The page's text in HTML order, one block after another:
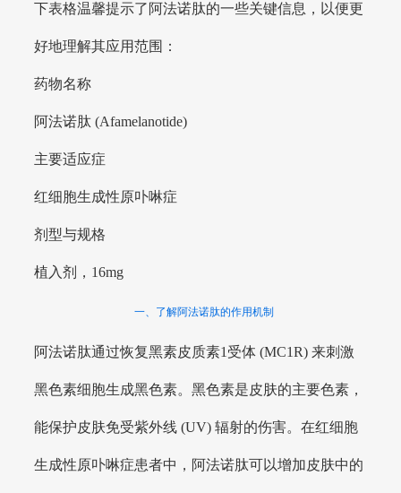
下表格温馨提示了阿法诺肽的一些关键信息，以便更
好地理解其应用范围：
药物名称
阿法诺肽 (Afamelanotide)
主要适应症
红细胞生成性原卟啉症
剂型与规格
植入剂，16mg
一、了解阿法诺肽的作用机制
阿法诺肽通过恢复黑素皮质素1受体 (MC1R) 来刺激
黑色素细胞生成黑色素。黑色素是皮肤的主要色素，
能保护皮肤免受紫外线 (UV) 辐射的伤害。在红细胞
生成性原卟啉症患者中，阿法诺肽可以增加皮肤中的